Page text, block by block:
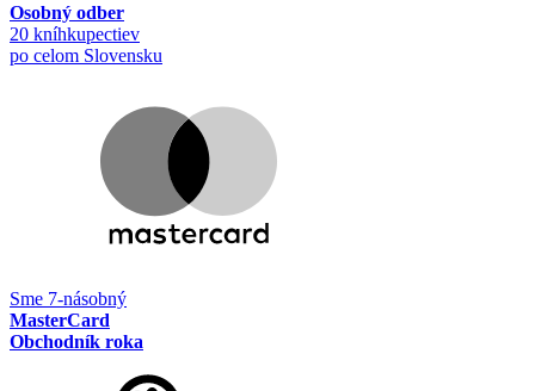
Osobný odber
20 kníhkupectiev
po celom Slovensku
Sme 7-násobný
MasterCard
Obchodník roka